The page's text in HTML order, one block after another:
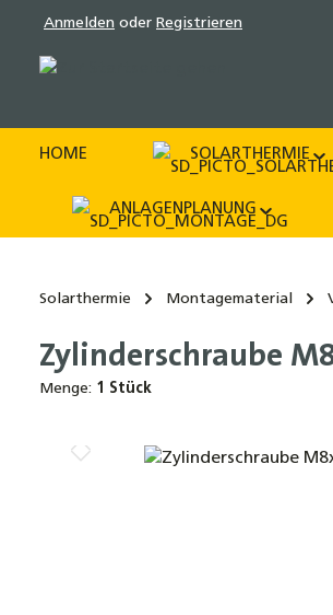
Zur Hauptnavigation springen
Anmelden oder Registrieren
HOME SOLARTHERMIE
ANLAGENPLANUNG
Solarthermie Montagematerial
Zylinderschraube
Menge: 1 Stück
Bildergalerie überspringen